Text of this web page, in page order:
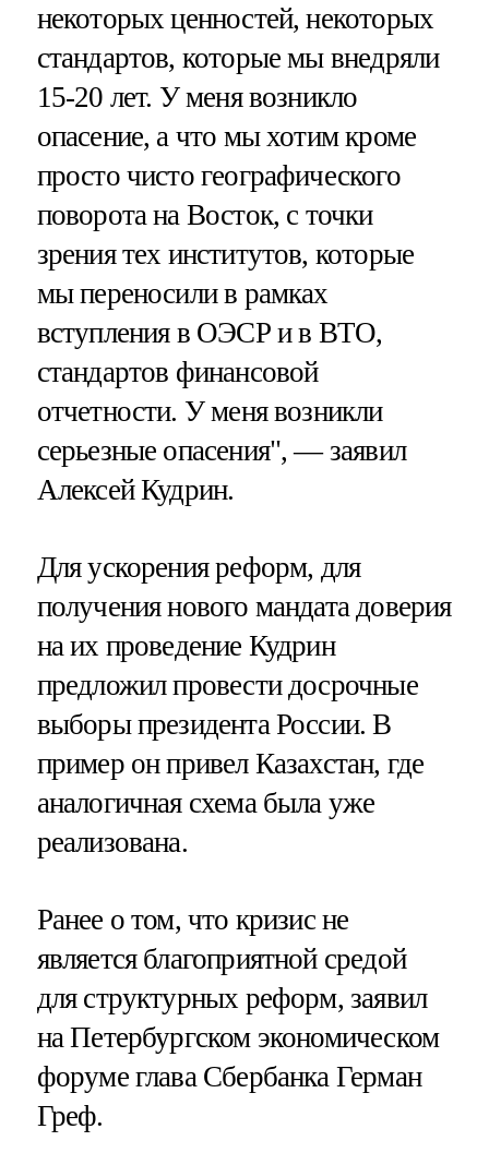
некоторых ценностей, некоторых
стандартов, которые мы внедряли
15-20 лет. У меня возникло
опасение, а что мы хотим кроме
просто чисто географического
поворота на Восток, с точки
зрения тех институтов, которые
мы переносили в рамках
вступления в ОЭСР и в ВТО,
стандартов финансовой
отчетности. У меня возникли
серьезные опасения", — заявил
Алексей Кудрин.
Для ускорения реформ, для
получения нового мандата доверия
на их проведение Кудрин
предложил провести досрочные
выборы президента России. В
пример он привел Казахстан, где
аналогичная схема была уже
реализована.
Ранее о том, что кризис не
является благоприятной средой
для структурных реформ, заявил
на Петербургском экономическом
форуме глава Сбербанка Герман
Греф.